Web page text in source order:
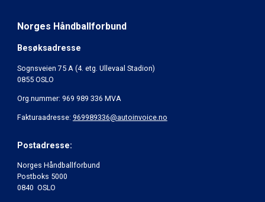
Norges Håndballforbund
Besøksadresse
Sognsveien 75 A (4. etg. Ullevaal Stadion)
0855 OSLO
Org.nummer: 969 989 336 MVA
Fakturaadresse: 969989336@autoinvoice.no
Postadresse:
Norges Håndballforbund
Postboks 5000
0840 OSLO